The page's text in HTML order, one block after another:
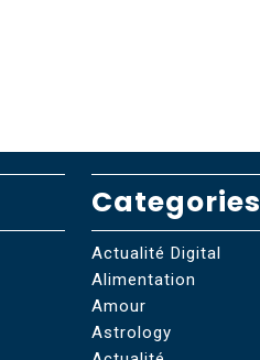
Categories
Actualité Digital
Alimentation
Amour
Astrology